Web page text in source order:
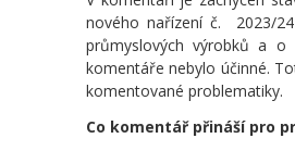
nového nařízení č. 2023/
průmyslových výrobků a o
komentáře nebylo účinné.
komentované problematiky.
Co komentář přináší pro